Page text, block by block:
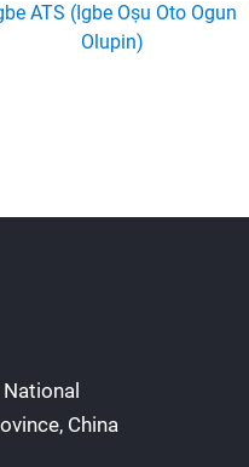
ATS (Igbe Oṣu Oto Ogun
Olupin)
China